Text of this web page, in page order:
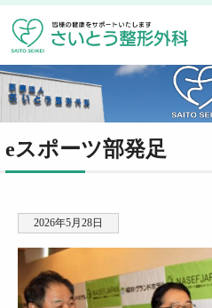
eスポーツ部発足
2026年5月28日